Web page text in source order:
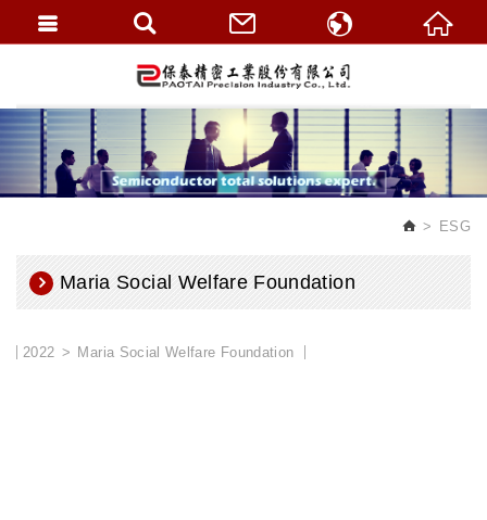
ESG
Maria Social Welfare Foundation
2022 Maria Social Welfare Foundation
繁體中文
English